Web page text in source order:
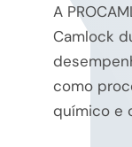
A
Camlock
como
químico e